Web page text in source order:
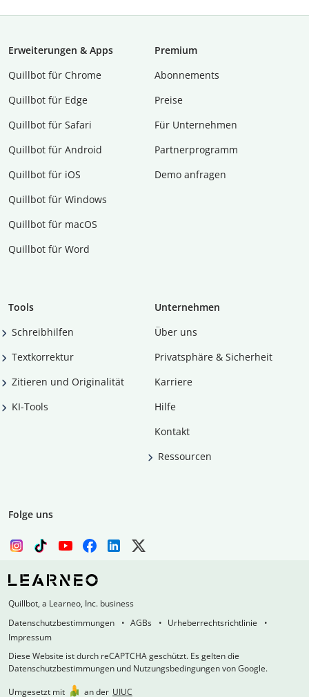
Erweiterungen & Apps
Quillbot für Chrome
Quillbot für Edge
Quillbot für Safari
Quillbot für Android
Quillbot für iOS
Quillbot für Windows
Quillbot für macOS
Quillbot für Word
Premium
Abon­ne­ments
Preise
Für Unternehmen
Partnerprogramm
Demo anfragen
Tools
Schreibhilfen
Textkorrektur
Zitieren und Originalität
KI-Tools
Unternehmen
Über uns
Privatsphäre & Sicherheit
Karriere
Hilfe
Kontakt
Ressourcen
Folge uns
Quillbot, a Learneo, Inc. business
Datenschutzbestimmungen
AGBs
Urheberrechtsrichtlinie
Impressum
Diese Website ist durch reCAPTCHA geschützt. Es gelten die
Datenschutzbestimmungen und Nutzungsbedingungen von Google.
Umgesetzt mit
an der UIUC